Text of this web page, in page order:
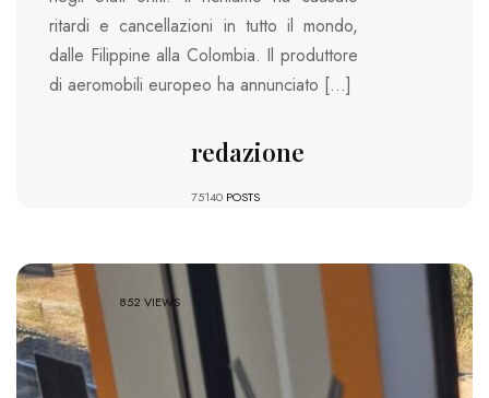
ritardi e cancellazioni in tutto il mondo,
dalle Filippine alla Colombia. Il produttore
di aeromobili europeo ha annunciato […]
redazione
75140 POSTS
852 VIEWS